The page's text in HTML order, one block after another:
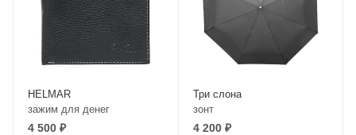
HELMAR
зажим для денег
4 500 ₽
Три слона
зонт
4 200 ₽